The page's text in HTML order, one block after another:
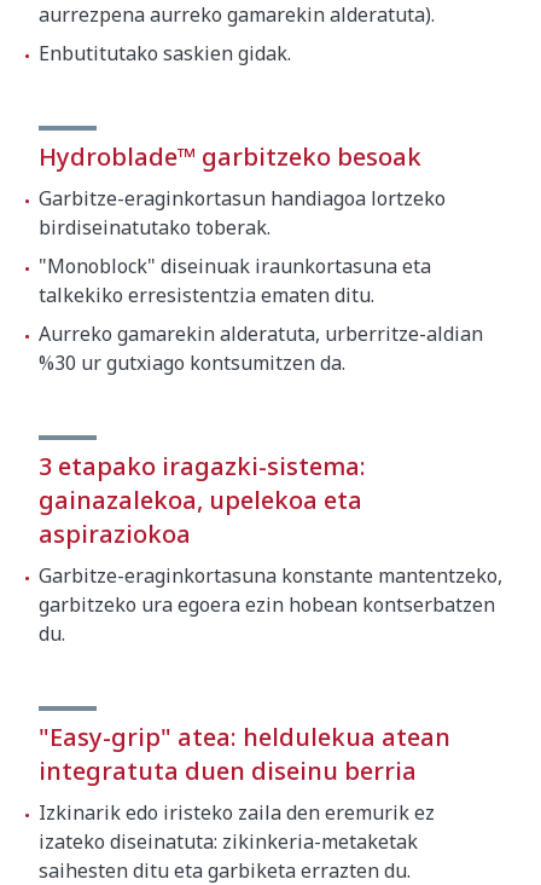
aurrezpena aurreko gamarekin alderatuta).
Enbutitutako saskien gidak.
Hydroblade™ garbitzeko besoak
Garbitze-eraginkortasun handiagoa lortzeko
birdiseinatutako toberak.
"Monoblock" diseinuak iraunkortasuna eta
talkekiko erresistentzia ematen ditu.
Aurreko gamarekin alderatuta, urberritze-aldian
%30 ur gutxiago kontsumitzen da.
3 etapako iragazki-sistema:
gainazalekoa, upelekoa eta
aspiraziokoa
Garbitze-eraginkortasuna konstante mantentzeko,
garbitzeko ura egoera ezin hobean kontserbatzen
du.
"Easy-grip" atea: heldulekua atean
integratuta duen diseinu berria
Izkinarik edo iristeko zaila den eremurik ez
izateko diseinatuta: zikinkeria-metaketak
saihesten ditu eta garbiketa errazten du.